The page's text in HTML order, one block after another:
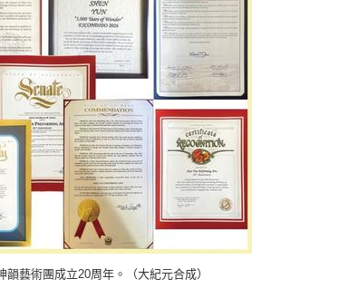
藝術團成立20周年。（大紀元合成）